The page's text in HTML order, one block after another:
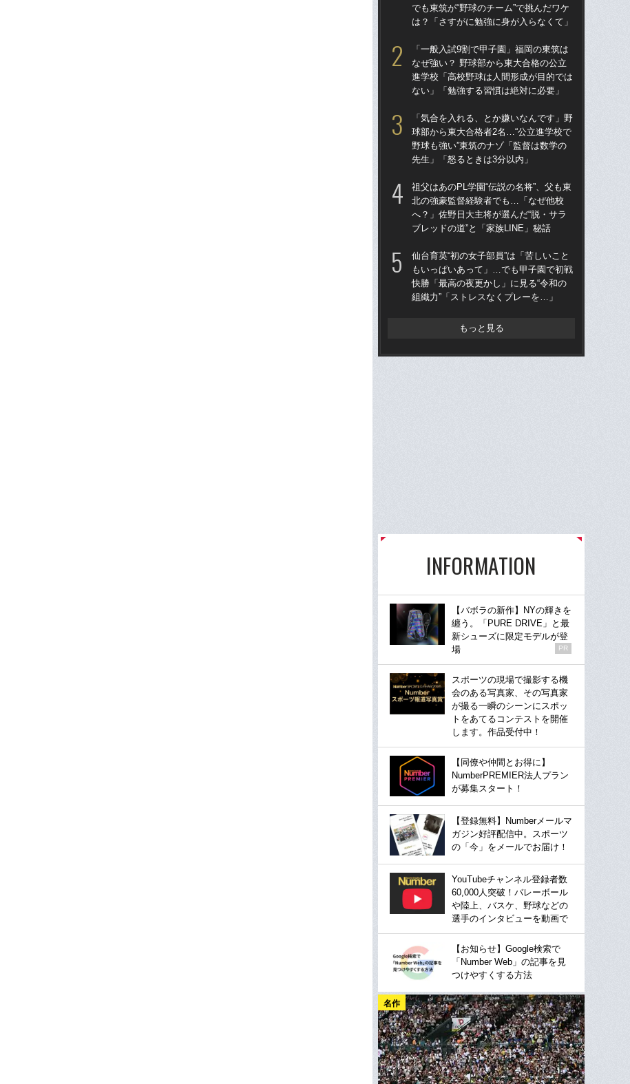
でも東筑が“野球のチーム”で挑んだワケ
は？「さすがに勉強に身が入らなくて」
「一般入試9割で甲子園」福岡の東筑は
なぜ強い？ 野球部から東大合格の公立
進学校「高校野球は人間形成が目的では
ない」「勉強する習慣は絶対に必要」
「気合を入れる、とか嫌いなんです」野
球部から東大合格者2名…“公立進学校で
野球も強い”東筑のナゾ「監督は数学の
先生」「怒るときは3分以内」
祖父はあのPL学園“伝説の名将”、父も東
北の強豪監督経験者でも…「なぜ他校
へ？」佐野日大主将が選んだ“脱・サラ
ブレッドの道”と「家族LINE」秘話
仙台育英“初の女子部員”は「苦しいこと
もいっぱいあって」…でも甲子園で初戦
快勝「最高の夜更かし」に見る“令和の
組織力”「ストレスなくプレーを…」
もっと見る
INFORMATION
【バボラの新作】NYの輝きを
纏う。「PURE DRIVE」と最
新シューズに限定モデルが登
場
PR
スポーツの現場で撮影する機
会のある写真家、その写真家
が撮る一瞬のシーンにスポッ
トをあてるコンテストを開催
します。作品受付中！
【同僚や仲間とお得に】
NumberPREMIER法人プラン
が募集スタート！
【登録無料】Numberメールマ
ガジン好評配信中。スポーツ
の「今」をメールでお届け！
YouTubeチャンネル登録者数
60,000人突破！バレーボール
や陸上、バスケ、野球などの
選手のインタビューを動画で
【お知らせ】Google検索で
「Number Web」の記事を見
つけやすくする方法
名作